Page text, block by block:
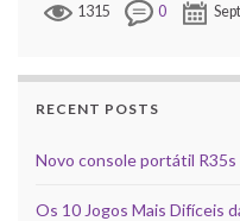
1315 0
RECENT POSTS
Novo console portátil R35s
Os 10 Jogos Mais Difíceis